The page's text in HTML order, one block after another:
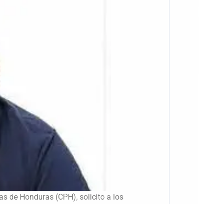
de Honduras (CPH), solicito a los